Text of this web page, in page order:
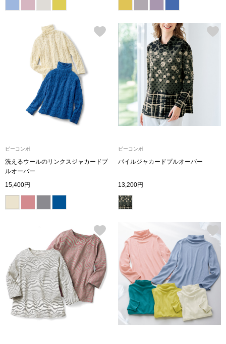
BOGARD 最新号はこちら
ランド
集
タログ
ボトムス
パンツ／スラ
ショート･クロ
デニム
アンダーウェア
その他
バッグ
ピーコンポ
洗えるウールのリンクスジャカードプ
ルオーバー
15,400円
ピーコンポ
パイルジャカードプルオーバー
13,200円